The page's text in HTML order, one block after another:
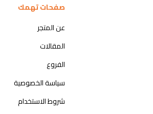
صفحات تهمك
عن المتجر
المقالات
الفروع
سياسة الخصوصية
شروط الاستخدام